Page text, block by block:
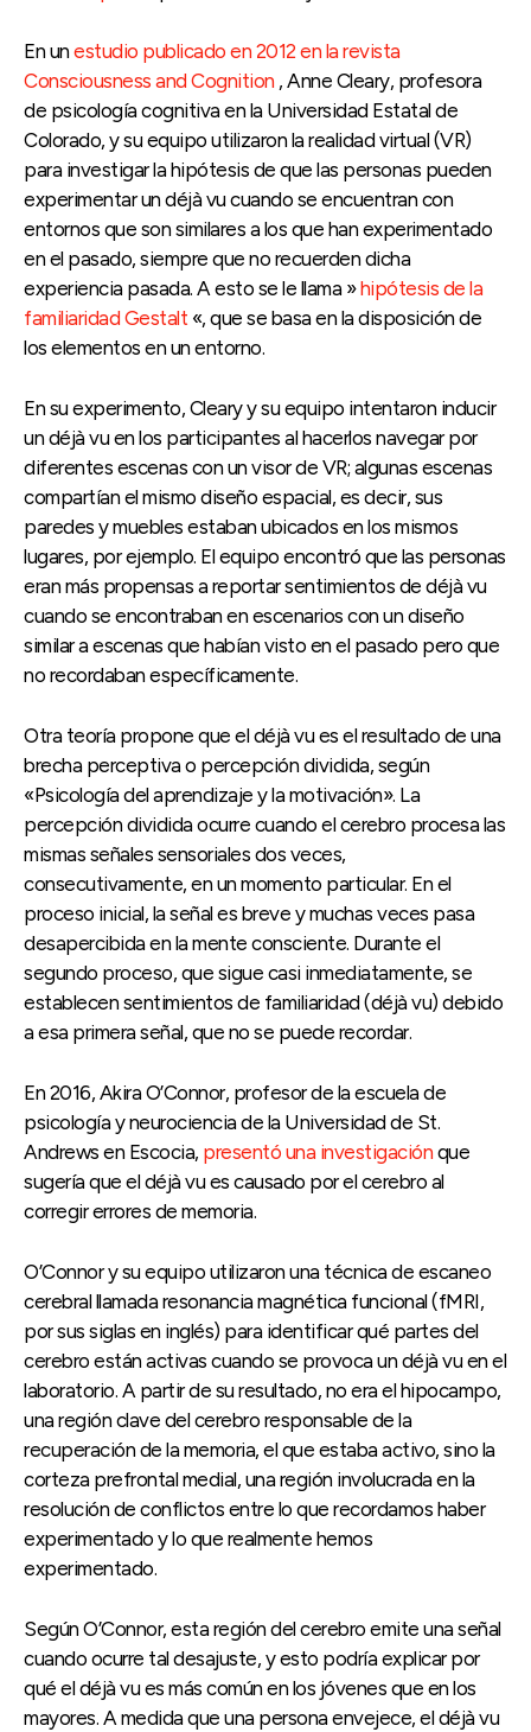
En unestudio publicado en 2012 en la revista
Consciousness and Cognition , Anne Cleary, profesora
de psicología cognitiva en la Universidad Estatal de
Colorado, y su equipo utilizaron la realidad virtual (VR)
para investigar la hipótesis de que las personas pueden
experimentar un déjà vu cuando se encuentran con
entornos que son similares a los que han experimentado
en el pasado, siempre que no recuerden dicha
experiencia pasada. A esto se le llama »hipótesis de la
familiaridad Gestalt «, que se basa en la disposición de
los elementos en un entorno.
En su experimento, Cleary y su equipo intentaron inducir
un déjà vu en los participantes al hacerlos navegar por
diferentes escenas con un visor de VR; algunas escenas
compartían el mismo diseño espacial, es decir, sus
paredes y muebles estaban ubicados en los mismos
lugares, por ejemplo. El equipo encontró que las personas
eran más propensas a reportar sentimientos de déjà vu
cuando se encontraban en escenarios con un diseño
similar a escenas que habían visto en el pasado pero que
no recordaban específicamente.
Otra teoría propone que el déjà vu es el resultado de una
brecha perceptiva o percepción dividida, según
«Psicología del aprendizaje y la motivación». La
percepción dividida ocurre cuando el cerebro procesa las
mismas señales sensoriales dos veces,
consecutivamente, en un momento particular. En el
proceso inicial, la señal es breve y muchas veces pasa
desapercibida en la mente consciente. Durante el
segundo proceso, que sigue casi inmediatamente, se
establecen sentimientos de familiaridad (déjà vu) debido
a esa primera señal, que no se puede recordar.
En 2016, Akira O’Connor, profesor de la escuela de
psicología y neurociencia de la Universidad de St.
Andrews en Escocia, presentó una investigación que
sugería que el déjà vu es causado por el cerebro al
corregir errores de memoria.
O’Connor y su equipo utilizaron una técnica de escaneo
cerebral llamada resonancia magnética funcional (fMRI,
por sus siglas en inglés) para identificar qué partes del
cerebro están activas cuando se provoca un déjà vu en el
laboratorio. A partir de su resultado, no era el hipocampo,
una región clave del cerebro responsable de la
recuperación de la memoria, el que estaba activo, sino la
corteza prefrontal medial, una región involucrada en la
resolución de conflictos entre lo que recordamos haber
experimentado y lo que realmente hemos
experimentado.
Según O’Connor, esta región del cerebro emite una señal
cuando ocurre tal desajuste, y esto podría explicar por
qué el déjà vu es más común en los jóvenes que en los
mayores. A medida que una persona envejece, el déjà vu